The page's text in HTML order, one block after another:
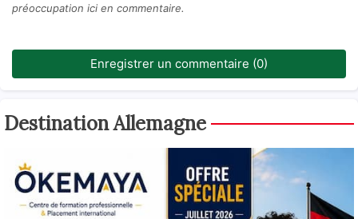
préoccupation ici en commentaire.
Enregistrer un commentaire (0)
Destination Allemagne